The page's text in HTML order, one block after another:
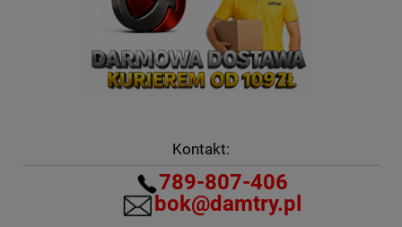
Kontakt:
789-807-406
bok@damtry.pl